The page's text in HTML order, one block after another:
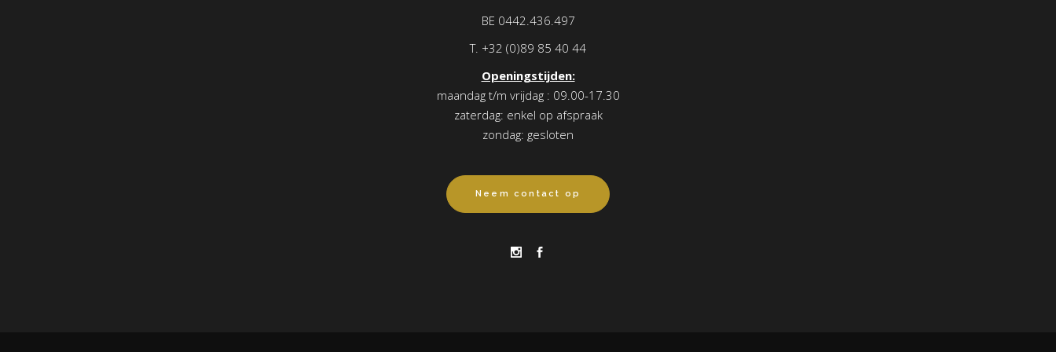
BE 0442.436.497
T. +32 (0)89 85 40 44
Openingstijden:
maandag t/m vrijdag : 09.00-17.30
zaterdag: enkel op afspraak
zondag: gesloten
Neem contact op